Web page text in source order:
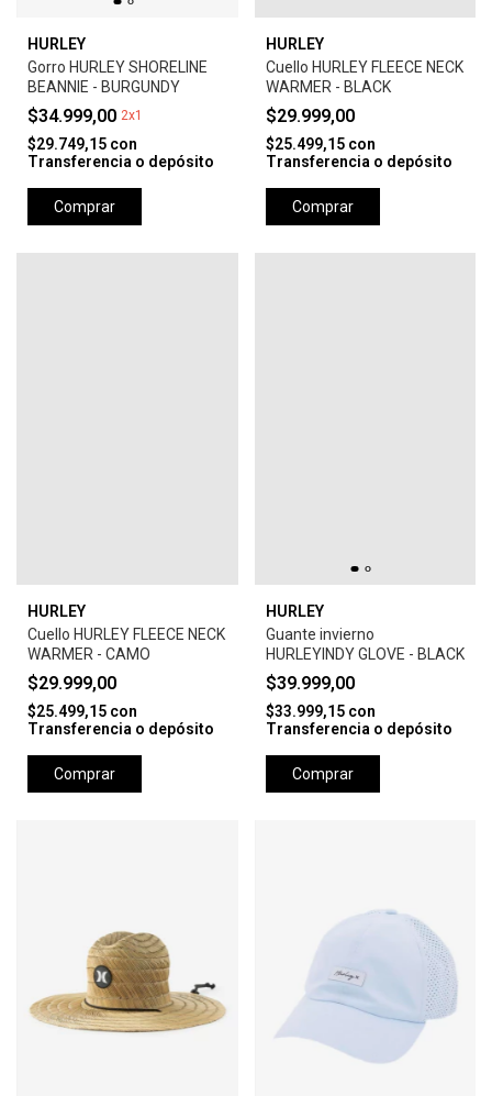
HURLEY
Gorro HURLEY SHORELINE
BEANNIE - BURGUNDY
$34.999,00 2x1
$29.749,15 con
Transferencia o depósito
Comprar
HURLEY
Cuello HURLEY FLEECE NECK
WARMER - BLACK
$29.999,00
$25.499,15 con
Transferencia o depósito
Comprar
HURLEY
Cuello HURLEY FLEECE NECK
WARMER - CAMO
$29.999,00
$25.499,15 con
Transferencia o depósito
Comprar
HURLEY
Guante invierno
HURLEYINDY GLOVE - BLACK
$39.999,00
$33.999,15 con
Transferencia o depósito
Comprar